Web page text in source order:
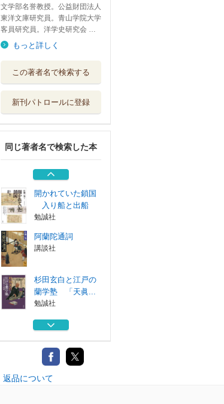
文学部名誉教授。公益財団法人
東洋文庫研究員。青山学院大学
客員研究員。洋学史研究会 …
もっと詳しく
この著者名で検索する
新刊パトロールに登録
同じ著者名で検索した本
蘭学塾 「天眞...
出島遊女と阿蘭陀
勉誠社
紅毛（オランダ）
沈船引き揚げの...
勉誠社
開かれていた鎖国
入り船と出船
勉誠社
阿蘭陀通詞
講談社
杉田玄白と江戸の
蘭学塾 「天眞...
勉誠社
出島遊女と阿蘭陀
勉誠社
紅毛（オランダ）
沈船引き揚げの...
返品について